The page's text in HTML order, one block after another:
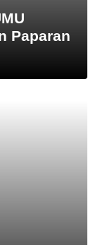
Paparan